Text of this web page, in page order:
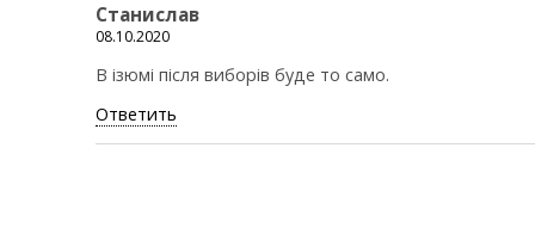
Станислав
08.10.2020
В ізюмі після виборів буде то само.
Ответить